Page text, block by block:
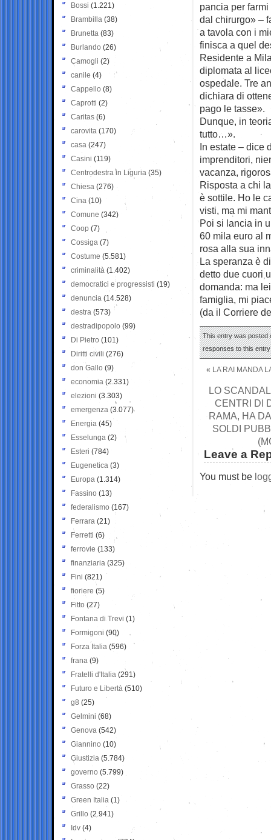
pancia per
dal chirurgo» –
a tavola con i
finisca a quel
Residente a
diplomata al
ospedale. Tre
dichiara di
pago le tasse».
Dunque, in
tutto…».
In estate – dice
imprenditori,
vacanza,
Risposta a chi
è sottile. Ho le
visti, ma mi
Poi si lancia in
60 mila euro al
rosa alla sua
La speranza è
detto due cuori
domanda: ma
famiglia, mi
(da il Corriere
This entry was posted
responses to this
« LA RAI MANDA
LO
CENTRI DI
RAMA, HA
SOLDI
Leave a
You must be
Bossi (1.221)
Brambilla (38)
Brunetta (83)
Burlando (26)
Camogli (2)
canile (4)
Cappello (8)
Caprotti (2)
Caritas (6)
carovita (170)
casa (247)
Casini (119)
Centrodestra in Liguria (35)
Chiesa (276)
Cina (10)
Comune (342)
Coop (7)
Cossiga (7)
Costume (5.581)
criminalità (1.402)
democratici e progressisti (19)
denuncia (14.528)
destra (573)
destradipopolo (99)
Di Pietro (101)
Diritti civili (276)
don Gallo (9)
economia (2.331)
elezioni (3.303)
emergenza (3.077)
Energia (45)
Esselunga (2)
Esteri (784)
Eugenetica (3)
Europa (1.314)
Fassino (13)
federalismo (167)
Ferrara (21)
Ferretti (6)
ferrovie (133)
finanziaria (325)
Fini (821)
fioriere (5)
Fitto (27)
Fontana di Trevi (1)
Formigoni (90)
Forza Italia (596)
frana (9)
Fratelli d'Italia (291)
Futuro e Libertà (510)
g8 (25)
Gelmini (68)
Genova (542)
Giannino (10)
Giustizia (5.784)
governo (5.799)
Grasso (22)
Green Italia (1)
Grillo (2.941)
Idv (4)